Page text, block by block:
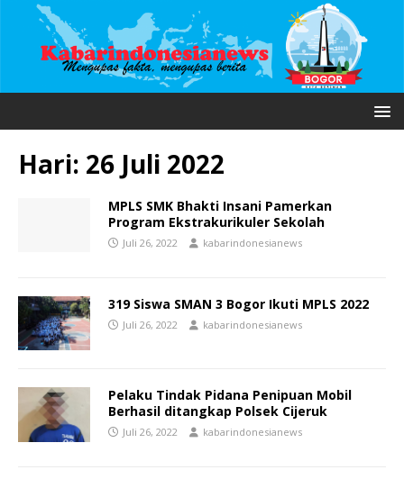
Hari: 26 Juli 2022
MPLS SMK Bhakti Insani Pamerkan
Program Ekstrakurikuler Sekolah
Juli 26, 2022 kabarindonesianews
319 Siswa SMAN 3 Bogor Ikuti MPLS 2022
Juli 26, 2022 kabarindonesianews
Pelaku Tindak Pidana Penipuan Mobil
Berhasil ditangkap Polsek Cijeruk
Juli 26, 2022 kabarindonesianews